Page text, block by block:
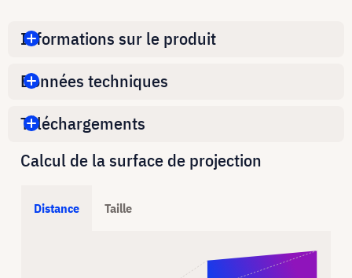
Informations sur le produit
Données techniques
Téléchargements
Calcul de la surface de projection
Distance Taille